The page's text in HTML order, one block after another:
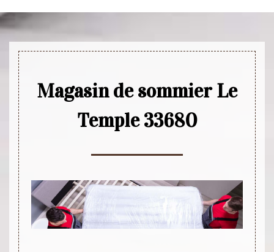
Magasin de sommier Le
Temple 33680